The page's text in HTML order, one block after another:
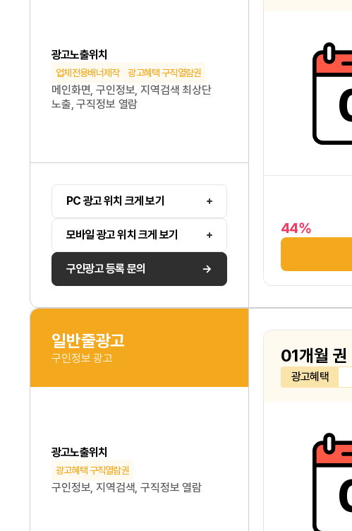
광고노출위치
업체전용배너제작 광고혜택 구직열람권
메인화면, 구인정보, 지역검색 최상단
노출, 구직정보 열람
PC 광고 위치 크게 보기
모바일 광고 위치 크게 보기
구인광고 등록 문의
44%
일반줄광고
구인정보 광고
광고노출위치
광고혜택 구직열람권
구인정보, 지역검색, 구직정보 열람
01개월 권
광고혜택